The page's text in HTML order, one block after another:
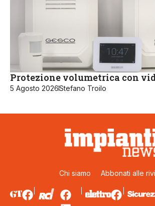
Protezione volumetrica con
5 Agosto 2026Stefano Troilo
Chi siamo Abbonati alle